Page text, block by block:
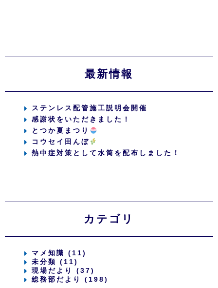
最新情報
ステンレス配管施工説明会開催
感謝状をいただきました！
とつか夏まつり
コウセイ田んぼ
熱中症対策として水筒を配布しました！
カテゴリ
マメ知識 (11)
未分類 (11)
現場だより (37)
総務部だより (198)